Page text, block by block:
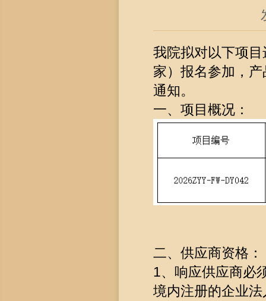
我院拟对以下项
家）报名参加，
通知。
一、项目概况：
二、供应商资格：
1、响应供应商必
境内注册的企业